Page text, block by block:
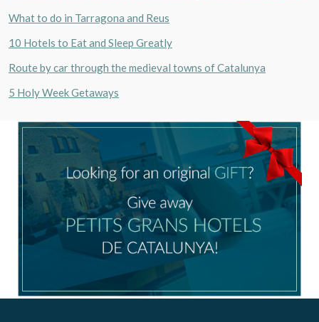
What to do in Tarragona and Reus
10 Hotels to Eat and Sleep Greatly
Route by car through the medieval towns of Catalunya
5 Holy Week Getaways